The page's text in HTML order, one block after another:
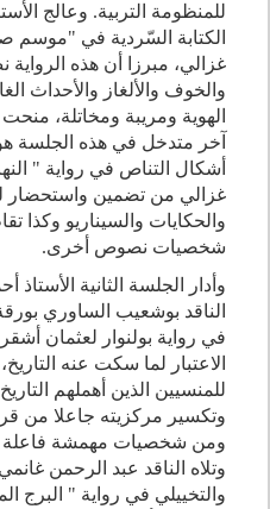
للمنظومة التربية. وعالج
الكتابة السّردية في "موسم
غزالي، مبرزا أن هذه
والخوف والألغاز والأحداث
الهوية ومريبة ومخاتلة، منحت
آخر متدخل في هذه الجلسة
أشكال التناص في رواية "
غزالي من تضمين واستحضار
والحكايات والسيناريو وكذا
شخصيات نصوص أخرى.
وأدار الجلسة الثانية الأستاذ
الناقد بوشعيب الساوري
في رواية بولنوار لعثمان
الاعتبار لما سكت عنه
للمنسيين الذين أهملهم
وتكسير مركزيته جاعلا من
ومن شخصيات مهمشة فاعلة
وتلاه الناقد عبد الرحمن
والتخييلي في رواية " البرج